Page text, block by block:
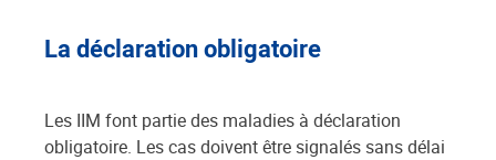
La déclaration obligatoire
Les IIM font partie des maladies à déclaration
obligatoire. Les cas doivent être signalés sans délai